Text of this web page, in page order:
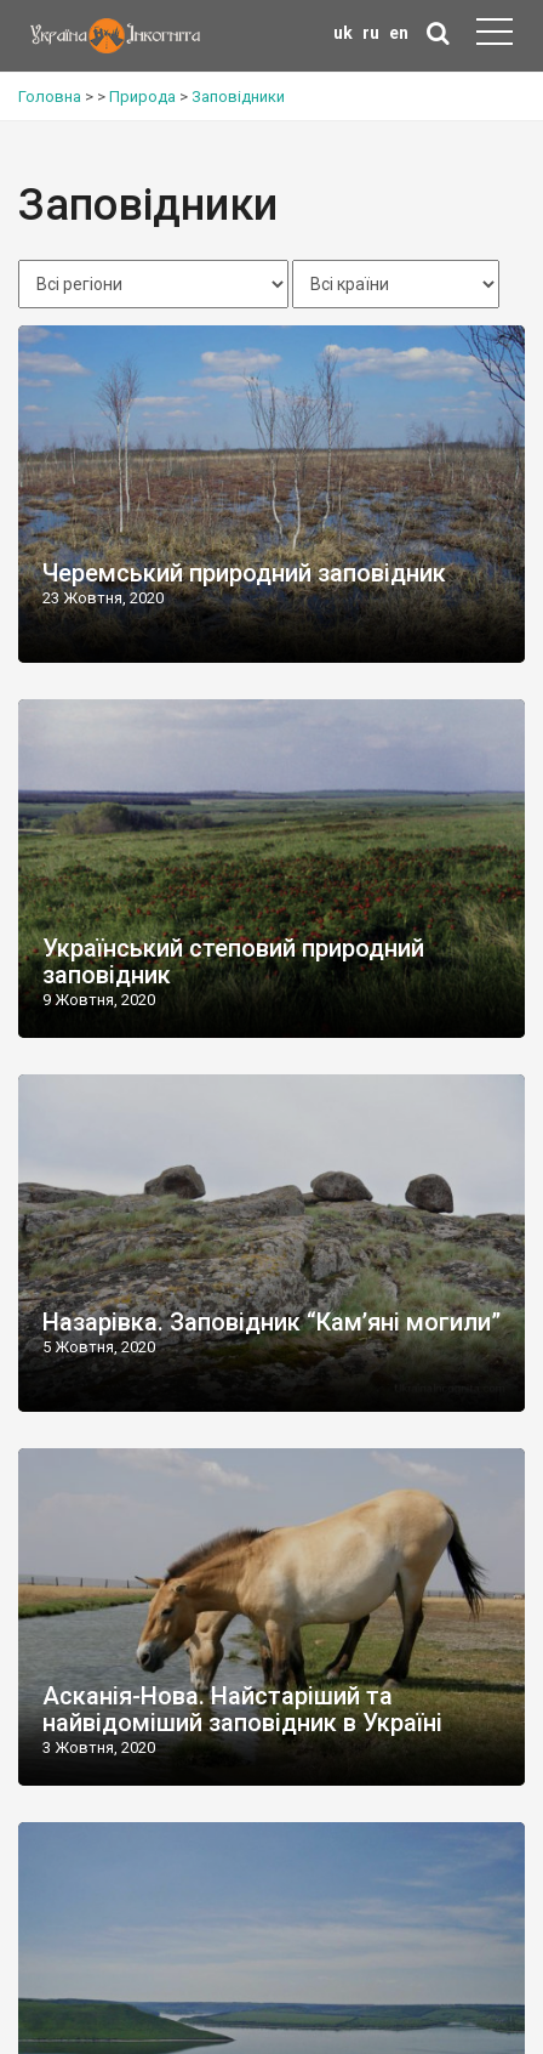
uk ru en
Головна > > Природа > Заповідники
Заповідники
Черемський природний заповідник
23 Жовтня, 2020
Український степовий природний
заповідник
9 Жовтня, 2020
Назарівка. Заповідник “Кам’яні могили”
5 Жовтня, 2020
Асканія-Нова. Найстаріший та
найвідоміший заповідник в Україні
3 Жовтня, 2020